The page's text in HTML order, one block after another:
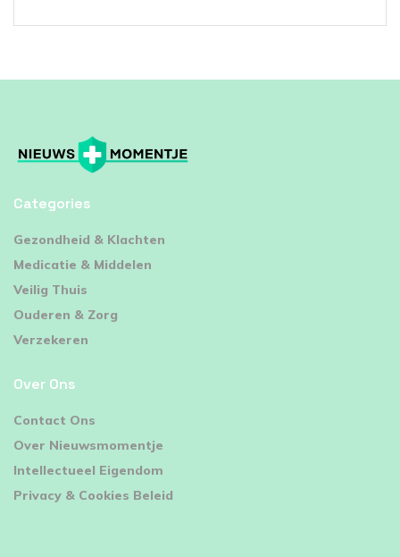
Categories
⁠Gezondheid & Klachten
Medicatie & Middelen
Veilig Thuis
Ouderen & Zorg
Verzekeren
Over Ons
Contact Ons
Over Nieuwsmomentje
Intellectueel Eigendom
Privacy & Cookies Beleid